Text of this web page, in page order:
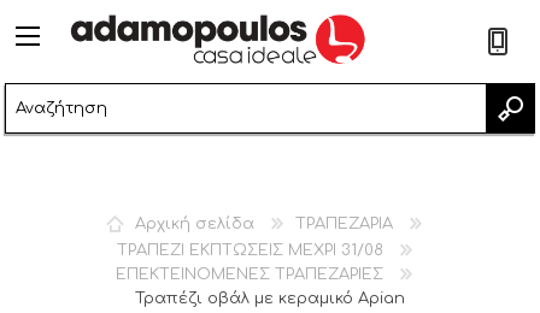
Αρχική σελίδα
ΤΡΑΠΕΖΑΡΙΑ
ΤΡΑΠΕΖΙ ΕΚΠΤΩΣΕΙΣ ΜΕΧΡΙ 31/08
ΕΠΕΚΤΕΙΝΟΜΕΝΕΣ ΤΡΑΠΕΖΑΡΙΕΣ
Τραπέζι οβάλ με κεραμικό Apian